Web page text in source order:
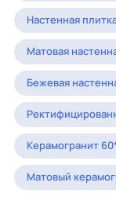
Настенная
Матовая
Бежевая
Керамогранит
Матовый